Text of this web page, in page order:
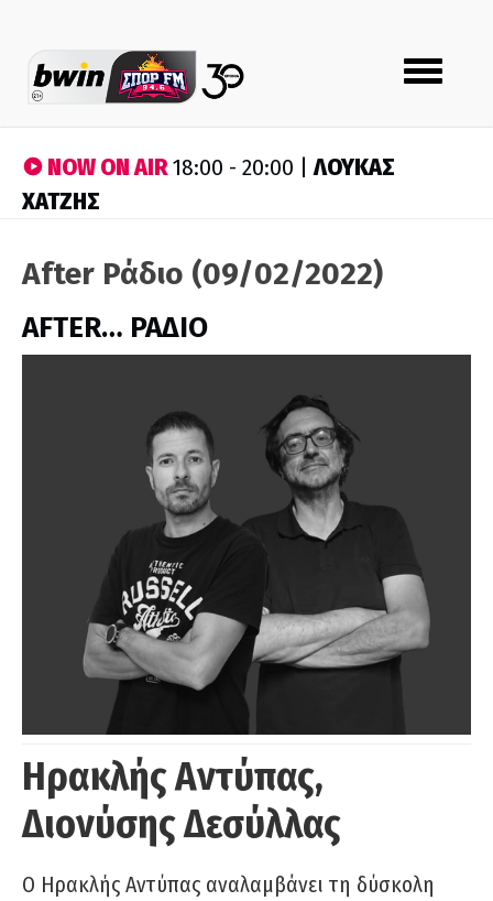
Toggle
navigation
NOW ON AIR18:00 - 20:00 |ΛΟΥΚΑΣ
ΧΑΤΖΗΣ
After Ράδιο (09/02/2022)
AFTER… ΡΑΔΙΟ
Ηρακλής Αντύπας,
Διονύσης Δεσύλλας
Ο Ηρακλής Αντύπας αναλαμβάνει τη δύσκολη